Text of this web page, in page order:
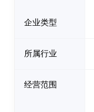
企业类型
所属行业
经营范围